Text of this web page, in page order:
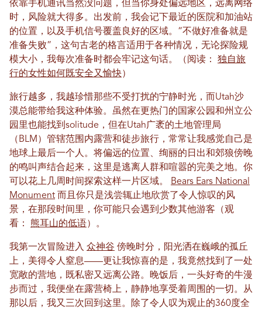
依靠手机通讯当然没问题，但当你身处偏远地区，远离网络
时，风险就大得多。出发前，我会记下最近的医院和加油站
的位置，以及手机信号覆盖良好的区域。“不做好准备就是
准备失败”，这句古老的格言适用于各种情况，无论探险规
模大小，我每次准备时都会牢记这句话。（阅读： 独自旅
行的女性如何既安全又愉快）
旅行越多，我越珍惜那些不受打扰的宁静时光，而Utah沙
漠总能带给我这种体验。虽然在更热门的国家公园和州立公
园里也能找到solitude，但在Utah广袤的土地管理局
（BLM）管辖范围内露营和徒步旅行，常常让我感觉自己是
地球上最后一个人。将偏远的位置、绚丽的日出和郊狼傍晚
的鸣叫声结合起来，这里是逃离人群和喧嚣的完美之地。你
可以花上几周时间探索这样一片区域。
Bears Ears National
Monument 而且你只是浅尝辄止地欣赏了令人惊叹的风
景，在那段时间里，你可能只会遇到少数其他游客（观
看： 熊耳山的低语）。
我第一次冒险进入 众神谷 傍晚时分，阳光洒在巍峨的孤丘
上，美得令人窒息——更让我惊喜的是，我竟然找到了一处
宽敞的营地，既私密又远离公路。晚饭后，一头好奇的牛漫
步而过，我便坐在露营椅上，静静地享受着周围的一切。从
那以后，我又三次回到这里。除了令人叹为观止的360度全